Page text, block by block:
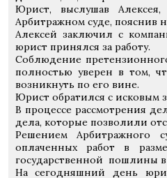
Юрист, выслушав
Арбитражном суде, пояснив
Алексей заключил с
юрист принялся за работу.
Соблюдение
полностью уверен в том,
возникнуть по его вине.
Юрист обратился с исковым
В процессе рассмотрения
дела, которые позволили
Решением Арбитражного
оплаченных работ в
государственной пошлины в
На сегодняшний день